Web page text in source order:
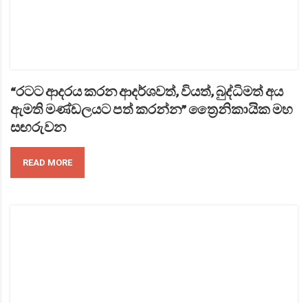
“රටට ආදරය කරන ආදර්ශවත්, වියත්, බුද්ධිමත් අය
ඇමති මණ්ඩලයට පත් කරන්න” ත්‍රෛනිකායික මහ
සඟරුවන
READ MORE